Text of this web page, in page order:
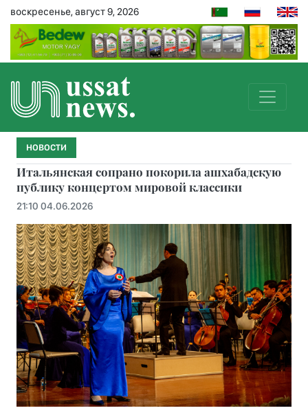
воскресенье, август 9, 2026
НОВОСТИ
Итальянская сопрано покорила ашхабадскую
публику концертом мировой классики
21:10 04.06.2026